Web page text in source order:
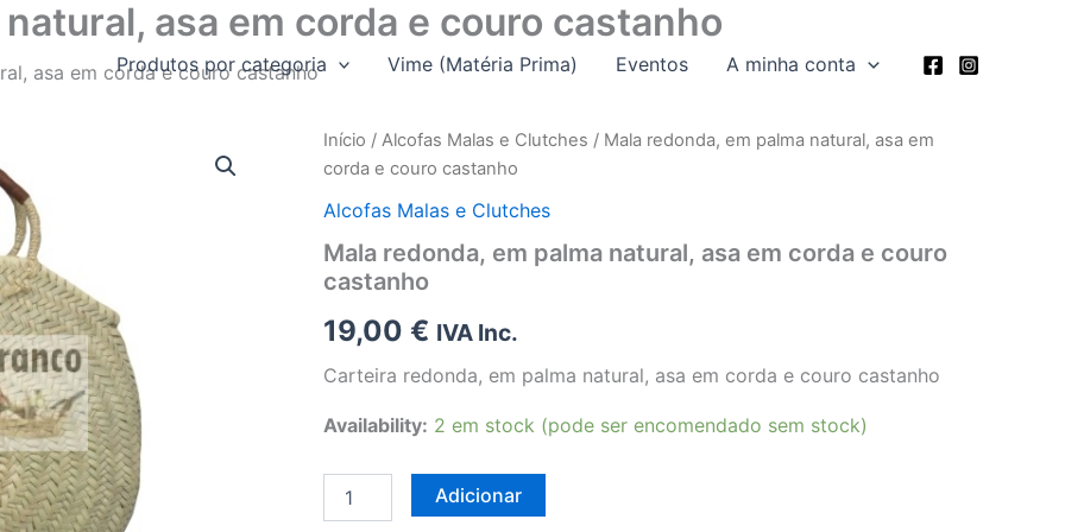
Produtos por categoria Vime (Matéria Prima) Eventos A minha conta
asa em corda e couro castanho
asa em corda e couro castanho
Início / Alcofas Malas e Clutches / Mala redonda, em palma natural, asa em
corda e couro castanho
Alcofas Malas e Clutches
Mala redonda, em palma natural, asa em corda e couro
castanho
19,00 € IVA Inc.
Carteira redonda, em palma natural, asa em corda e couro castanho
Availability: 2 em stock (pode ser encomendado sem stock)
Adicionar